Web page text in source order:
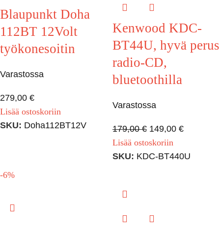
Blaupunkt Doha
112BT 12Volt
työkonesoitin
Varastossa
279,00 €
Lisää ostoskoriin
SKU: Doha112BT12V
Kenwood KDC-
BT44U, hyvä perus
radio-CD,
bluetoothilla
Varastossa
179,00€ 149,00 €
Lisää ostoskoriin
SKU: KDC-BT440U
-6%